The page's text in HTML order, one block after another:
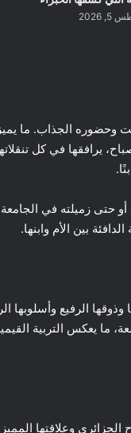
2026
وحضوره الجذاب. ما
يرافقها في كل
حتى زميلته في الجامعة.
بين الأم وابنها.
الرفيع وأسلوبها
ما يعكس التربية
وعلاقتها